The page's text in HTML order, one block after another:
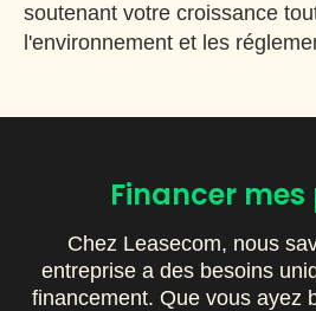
soutenant votre croissance
l'environnement et les
Financer mes
Chez Leasecom, nous
entreprise a des besoins
financement. Que vous ayez